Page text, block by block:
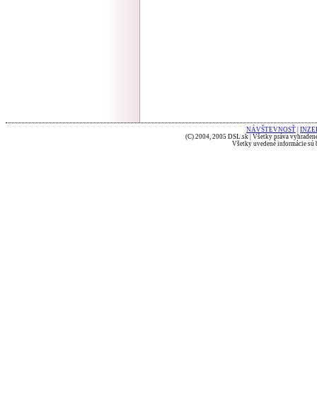
NÁVŠTEVNOSŤ
(C) 2004, 2005 DSL.sk | Všetky práva
Všetky uvedené informácie sú